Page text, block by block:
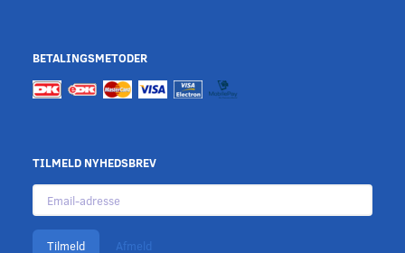
BETALINGSMETODER
TILMELD NYHEDSBREV
Email-
adresse
Tilmeld Afmeld